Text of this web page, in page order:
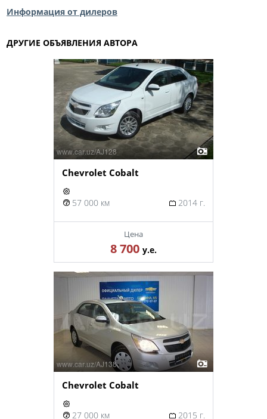
Информация от дилеров
ДРУГИЕ ОБЪЯВЛЕНИЯ АВТОРА
Chevrolet Cobalt
57 000 км 2014 г.
Цена
8 700 у.е.
Chevrolet Cobalt
27 000 км 2015 г.